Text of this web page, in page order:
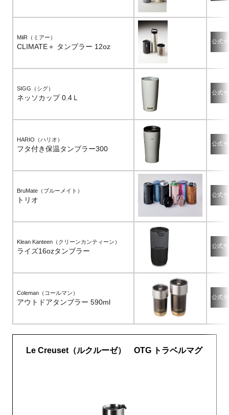
MiiR（ミアー）
CLIMATE＋ タンブラー 12oz
公式
SIGG（シグ）
ネッソカップ 0.4Ｌ
公式
HARIO（ハリオ）
フタ付き保温タンブラー300
公式
BruMate（ブルーメイト）
トリオ
公式
Klean Kanteen（クリーンカンティーン）
ライズ16ozタンブラー
公式
Coleman（コールマン）
アウトドアタンブラー 590ml
公式
Le Creuset（ルクルーゼ） OTG トラベルマグ